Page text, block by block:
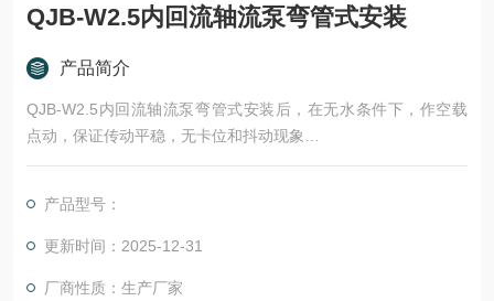
QJB-W2.5内回流轴流泵弯管式安装
产品简介
QJB-W2.5内回流轴流泵弯管式安装后，在无水条件下，作空载
点动，保证传动平稳，无卡位和抖动现象
在设计工况条件下，泵进行至少24小时的带负载运行，并对泵与
保证检验的所有性能和参数允差值均符合规定的指标
产品型号：
更新时间：2025-12-31
厂商性质：生产厂家